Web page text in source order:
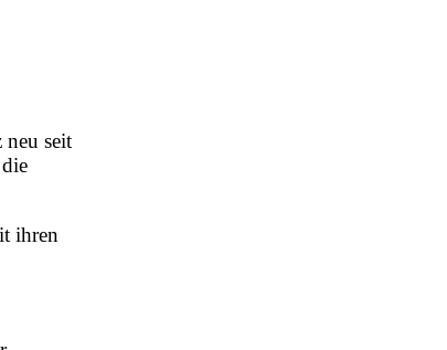
neu seit
ihren